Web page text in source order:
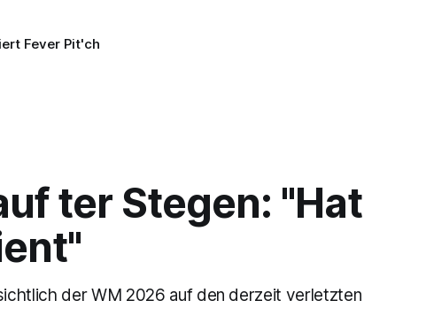
Fever Pit'ch
ter Stegen: "Hat
der WM 2026 auf den derzeit verletzten